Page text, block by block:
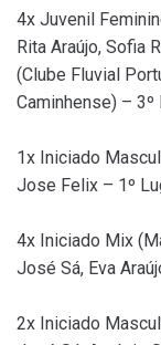
4x Juvenil
Rita Araújo, Sofia
(Clube Fluvial
Caminhense) – 3º
1x Iniciado
Jose Felix – 1º
4x Iniciado Mix
José Sá, Eva
2x Iniciado